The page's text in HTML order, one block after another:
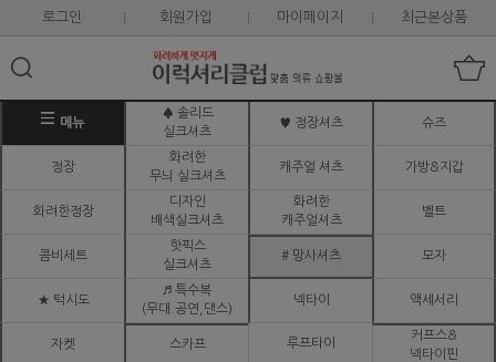
로그인 회원가입 마이페이지 최근본상품
메뉴
♠ 솔리드
실크셔츠
♥ 정장셔츠 슈즈
정장
화려한
무늬 실크셔츠
캐주얼 셔츠 가방&지갑
화려한정장
디자인
배색실크셔츠
화려한
캐주얼셔츠
벨트
콤비세트
핫픽스
실크셔츠
# 망사셔츠 모자
★ 턱시도
♬ 특수복
(무대.공연,댄스)
넥타이 액세서리
자켓 스카프 루프타이
커프스&
넥타이핀